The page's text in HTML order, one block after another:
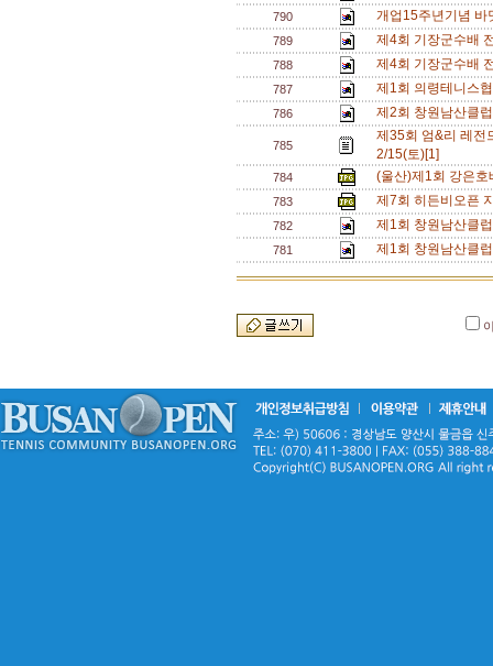
790 개업15주년기념
789 제4회 기장군수배
788 제4회 기장군수배
787 제1회 의령테니스
786 제2회 창원남산클
785
제35회 엄&리 레전
2/15(토)[1]
784 (울산)제1회 강은
783 제7회 히든비오픈
782 제1회 창원남산클
781 제1회 창원남산클